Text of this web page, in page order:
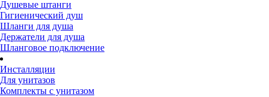
Душевые штанги
Гигиенический душ
Шланги для душа
Держатели для душа
Шланговое подключение
Инсталляции
Для унитазов
Комплекты с унитазом